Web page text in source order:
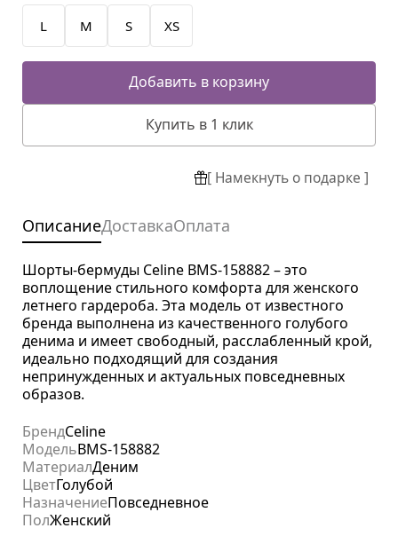
L M S XS
Добавить в корзину
Купить в 1 клик
[ Намекнуть о подарке ]
ОписаниеДоставкаОплата
Шорты-бермуды Celine BMS-158882 – это
воплощение стильного комфорта для женского
летнего гардероба. Эта модель от известного
бренда выполнена из качественного голубого
денима и имеет свободный, расслабленный крой,
идеально подходящий для создания
непринужденных и актуальных повседневных
образов.
БрендCeline
МодельBMS-158882
МатериалДеним
ЦветГолубой
НазначениеПовседневное
ПолЖенский